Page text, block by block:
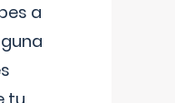
a